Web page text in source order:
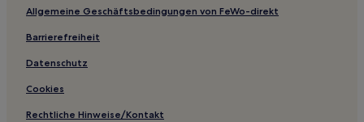
Hotels mit inbegriffenem Frühstück in Montpellier
Günstige in Montpellier
Business in Montpellier
Hotels mit Pool in Montpellier
Hotels mit Fitnessbereich in Montpellier
Allgemeine Geschäftsbedingungen von FeWo-direkt
Barrierefreiheit
Datenschutz
Cookies
Rechtliche Hinweise/Kontakt